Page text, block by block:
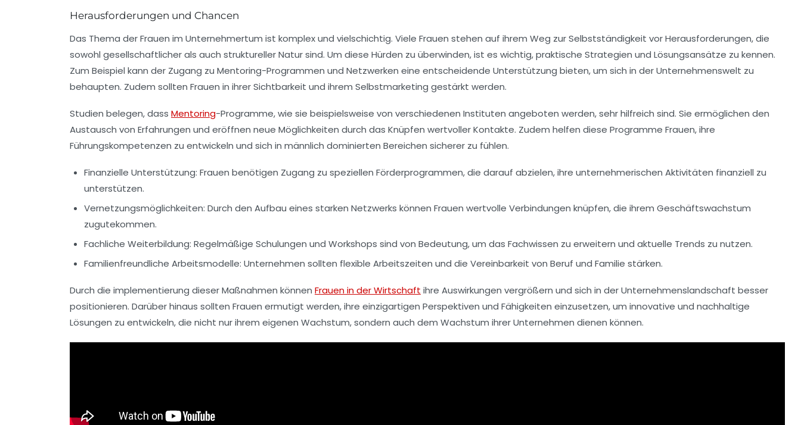
Herausforderungen und Chancen
Das Thema derFrauen im Unternehmertum ist komplex und vielschichtig. Viele Frauen stehen auf ihrem Weg zur Selbstständigkeit vor Herausforderungen, die
sowohl gesellschaftlicher als auch struktureller Natur sind. Um diese Hürden zu überwinden, ist es wichtig, praktische Strategien und Lösungsansätze zu kennen.
Zum Beispiel kann der Zugang zu Mentoring-Programmen und Netzwerken eine entscheidende Unterstützung bieten, um sich in der Unternehmenswelt zu
behaupten. Zudem sollten Frauen in ihrer Sichtbarkeit und ihrem Selbstmarketing gestärkt werden.
Studien belegen, dass Mentoring-Programme, wie sie beispielsweise von verschiedenen Instituten angeboten werden, sehr hilfreich sind. Sie ermöglichen den
Austausch von Erfahrungen und eröffnen neue Möglichkeiten durch das Knüpfen wertvoller Kontakte. Zudem helfen diese Programme Frauen, ihre
Führungskompetenzen zu entwickeln und sich in männlich dominierten Bereichen sicherer zu fühlen.
Finanzielle Unterstützung: Frauen benötigen Zugang zu speziellen Förderprogrammen, die darauf abzielen, ihre unternehmerischen Aktivitäten finanziell zu
unterstützen.
Vernetzungsmöglichkeiten: Durch den Aufbau eines starken Netzwerks können Frauen wertvolle Verbindungen knüpfen, die ihrem Geschäftswachstum
zugutekommen.
Fachliche Weiterbildung: Regelmäßige Schulungen und Workshops sind von Bedeutung, um das Fachwissen zu erweitern und aktuelle Trends zu nutzen.
Familienfreundliche Arbeitsmodelle: Unternehmen sollten flexible Arbeitszeiten und die Vereinbarkeit von Beruf und Familie stärken.
Durch die implementierung dieser Maßnahmen können Frauen in der Wirtschaft ihre Auswirkungen vergrößern und sich in der Unternehmenslandschaft besser
positionieren. Darüber hinaus sollten Frauen ermutigt werden, ihre einzigartigen Perspektiven und Fähigkeiten einzusetzen, um innovative und nachhaltige
Lösungen zu entwickeln, die nicht nur ihrem eigenen Wachstum, sondern auch dem Wachstum ihrer Unternehmen dienen können.